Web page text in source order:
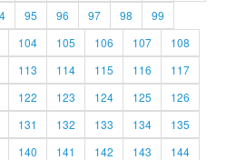
95 96 97 98
99
104 105 106 107
108
113 114 115 116
117
122 123 124 125
126
131 132 133 134
135
140 141 142 143
144